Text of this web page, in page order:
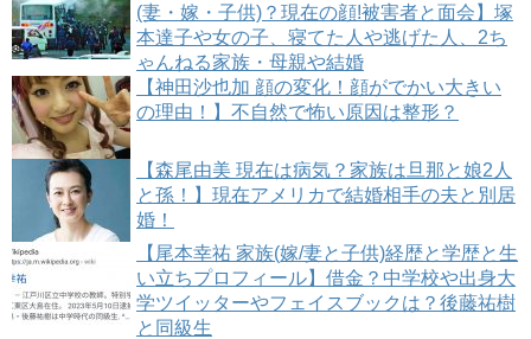
(妻・嫁・子供)？現在の顔!被害者と面会】塚
本達子や女の子、寝てた人や逃げた人、2ち
ゃんねる家族・母親や結婚
【神田沙也加 顔の変化！顔がでかい大きい
の理由！】不自然で怖い原因は整形？
【森尾由美 現在は病気？家族は旦那と娘2人
と孫！】現在アメリカで結婚相手の夫と別居
婚！
【尾本幸祐 家族(嫁/妻と子供)経歴と学歴と生
い立ちプロフィール】借金？中学校や出身大
学ツイッターやフェイスブックは？後藤祐樹
と同級生